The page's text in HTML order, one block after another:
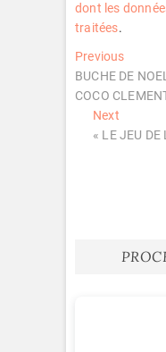
dont les
traitées.
de
l’article
PreviousPrevious
post:
BUCHE DE
COCO
NextNext
post:
« LE JEU